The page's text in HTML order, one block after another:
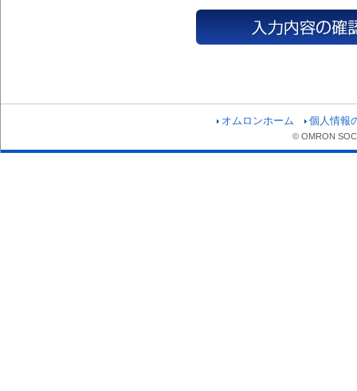
オムロンホーム 個人情報
© OMRON